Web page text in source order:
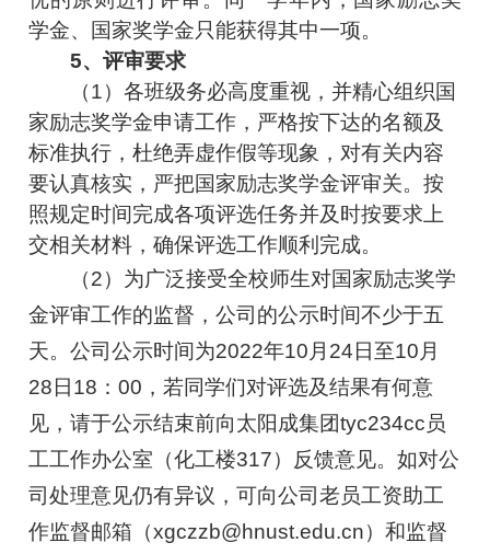
学金、国家奖学金只能获得其中一项。
5、评审要求
（1）各班级务必高度重视，并精心组织国
家励志奖学金申请工作，严格按下达的名额及
标准执行，杜绝弄虚作假等现象，对有关内容
要认真核实，严把国家励志奖学金评审关。按
照规定时间完成各项评选任务并及时按要求上
交相关材料，确保评选工作顺利完成。
（2）为广泛接受全校师生对国家励志奖学
金评审工作的监督，公司的公示时间不少于五
天。公司公示时间为2022年10月24日至10月
28日18：00，若同学们对评选及结果有何意
见，请于公示结束前向太阳成集团tyc234cc员
工工作办公室（化工楼317）反馈意见。如对公
司处理意见仍有异议，可向公司老员工资助工
作监督邮箱（xgczzb@hnust.edu.cn）和监督